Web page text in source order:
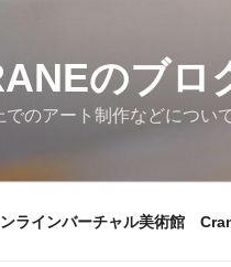
のブロ
でのアート制作などについ
ラインバーチャル美術館